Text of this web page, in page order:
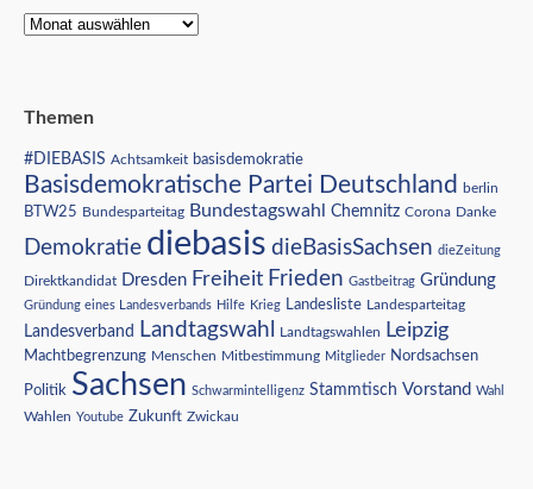
Themen
#DIEBASIS Achtsamkeit basisdemokratie
Basisdemokratische Partei Deutschland berlin
BTW25 Bundesparteitag Bundestagswahl Chemnitz Corona Danke
Demokratie diebasis dieBasisSachsen dieZeitung
Direktkandidat Dresden Freiheit Frieden Gastbeitrag Gründung
Gründung eines Landesverbands Hilfe Krieg Landesliste Landesparteitag
Landesverband Landtagswahl Landtagswahlen Leipzig
Machtbegrenzung Menschen Mitbestimmung Mitglieder Nordsachsen
Politik Sachsen Schwarmintelligenz Stammtisch Vorstand Wahl
Wahlen Youtube Zukunft Zwickau